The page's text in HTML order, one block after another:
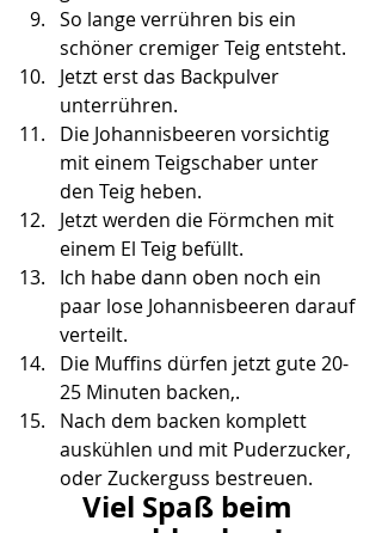
So lange verrühren bis ein
schöner cremiger Teig entsteht.
Jetzt erst das Backpulver
unterrühren.
Die Johannisbeeren vorsichtig
mit einem Teigschaber unter
den Teig heben.
Jetzt werden die Förmchen mit
einem El Teig befüllt.
Ich habe dann oben noch ein
paar lose Johannisbeeren darauf
verteilt.
Die Muffins dürfen jetzt gute 20-
25 Minuten backen,.
Nach dem backen komplett
auskühlen und mit Puderzucker,
oder Zuckerguss bestreuen.
Viel Spaß beim